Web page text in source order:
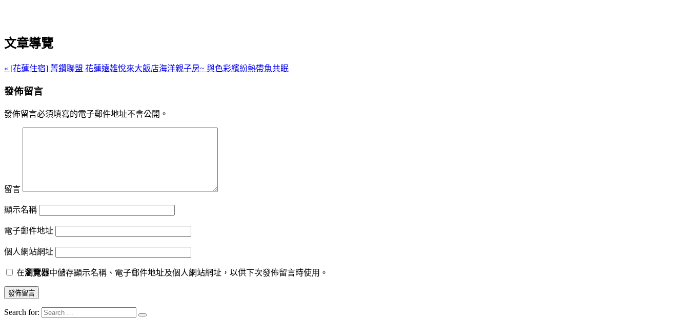
文章導覽
« [花蓮住宿] 菁鑽聯盟 花蓮遠雄悅來大飯店海洋親子房~ 與色彩繽紛熱帶魚共眠
發佈留言
發佈留言必須填寫的電子郵件地址不會公開。
留言
顯示名稱
電子郵件地址
個人網站網址
在瀏覽器中儲存顯示名稱、電子郵件地址及個人網站網址，以供下次發佈留言時使用。
Search for: